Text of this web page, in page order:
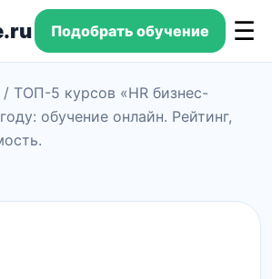
Подобрать обучение ☰
/ ТОП-5 курсов «HR бизнес-
обучение онлайн. Рейтинг,